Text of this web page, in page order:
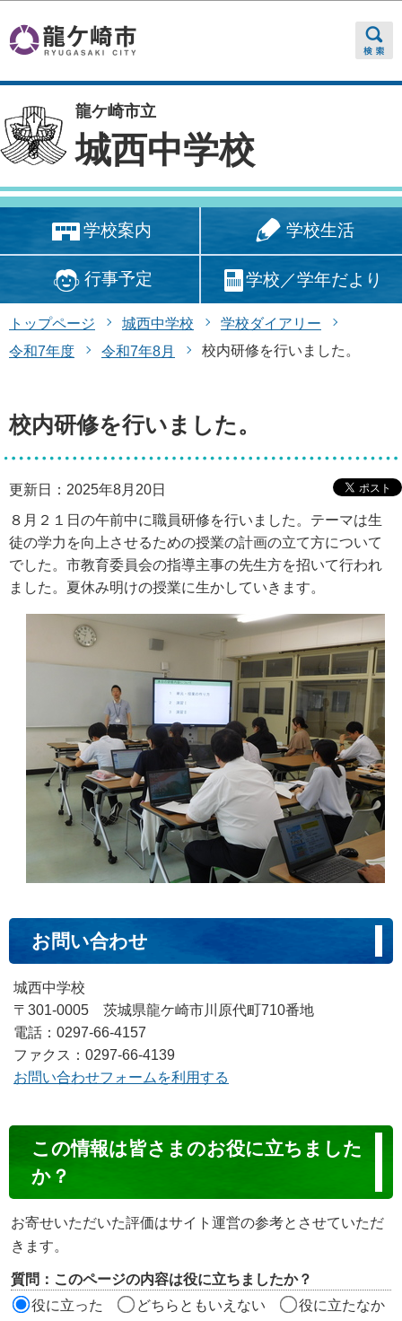
龍ケ崎市立
城西中学校
学校案内 学校生活
行事予定 学校／学年だより
トップページ 城西中学校
学校ダイアリー
令和7年度
令和7年8月 校内研修を行いました。
校内研修を行いました。
更新日：2025年8月20日
８月２１日の午前中に職員研修を行いました。テーマは生
徒の学力を向上させるための授業の計画の立て方について
でした。市教育委員会の指導主事の先生方を招いて行われ
ました。夏休み明けの授業に生かしていきます。
お問い合わせ
城西中学校
〒301-0005 茨城県龍ケ崎市川原代町710番地
電話：0297-66-4157
ファクス：0297-66-4139
お問い合わせフォームを利用する
ン
ン
ツ
評
価
この情報は皆さまのお役に立ちました
か？
お寄せいただいた評価はサイト運営の参考とさせていただ
きます。
質問：このページの内容は役に立ちましたか？
役に立った
どちらともいえない
役に立たなか